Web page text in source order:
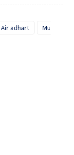
Air adhart
Mu